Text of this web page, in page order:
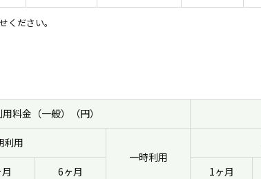
ださい。
用料金（一般）（円）
利用
一時利用
6ヶ月 1ヶ月